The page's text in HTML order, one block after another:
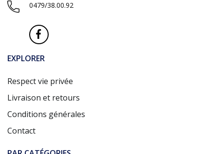
0479/38.00.92
EXPLORER
Respect vie privée
Livraison et retours
Conditions générales
Contact